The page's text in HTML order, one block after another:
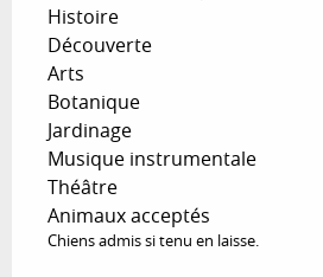
Histoire
Découverte
Arts
Botanique
Jardinage
Musique instrumentale
Théâtre
Animaux acceptés
Chiens admis si tenu en laisse.